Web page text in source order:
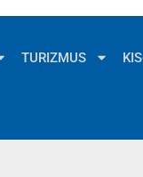
TURIZMUS